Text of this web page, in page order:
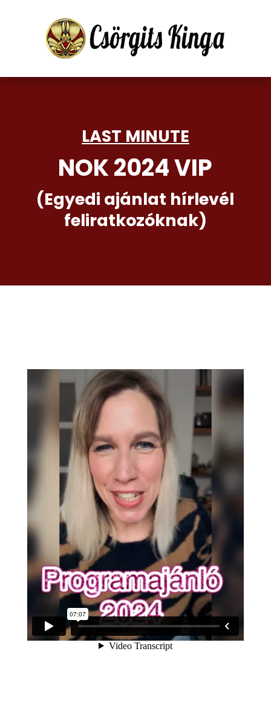
LAST MINUTE
NOK 2024 VIP
(Egyedi ajánlat hírlevél
feliratkozóknak)